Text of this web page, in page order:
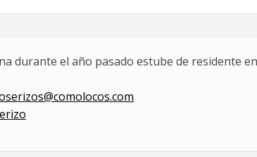
durante el año pasado estube de residente